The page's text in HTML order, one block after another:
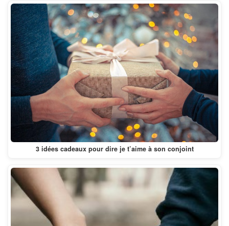
3 idées cadeaux pour dire je t’aime à son conjoint